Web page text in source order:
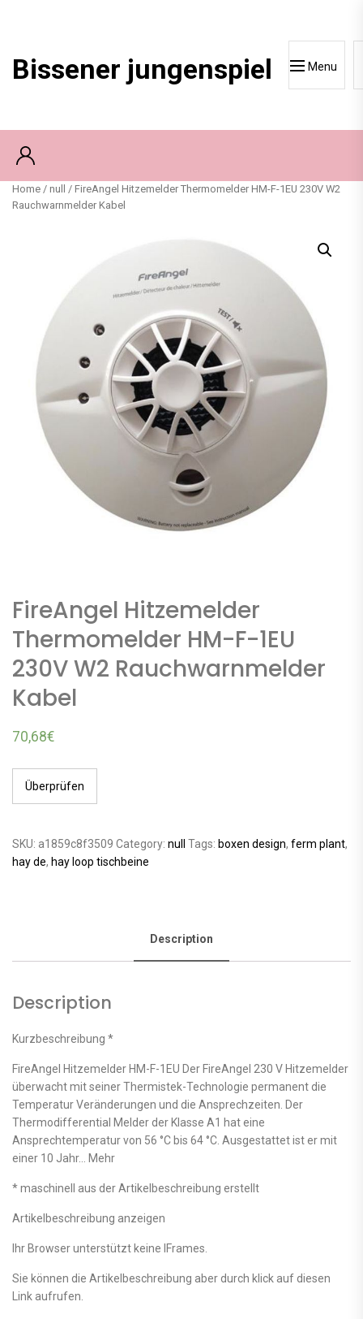
Bissener jungenspiel Menu
Home / null
/ FireAngel Hitzemelder Thermomelder HM-F-1EU 230V W2
Rauchwarnmelder Kabel
FireAngel Hitzemelder
Thermomelder HM-F-1EU
230V W2 Rauchwarnmelder
Kabel
70,68€
Überprüfen
SKU: a1859c8f3509 Category: null Tags: boxen design, ferm plant,
hay de, hay loop tischbeine
Description
Description
Kurzbeschreibung *
FireAngel Hitzemelder HM-F-1EU Der FireAngel 230 V Hitzemelder
überwacht mit seiner Thermistek-Technologie permanent die
Temperatur Veränderungen und die Ansprechzeiten. Der
Thermodifferential Melder der Klasse A1 hat eine
Ansprechtemperatur von 56 °C bis 64 °C. Ausgestattet ist er mit
einer 10 Jahr… Mehr
* maschinell aus der Artikelbeschreibung erstellt
Artikelbeschreibung anzeigen
Ihr Browser unterstützt keine IFrames.
Sie können die Artikelbeschreibung aber durch klick auf diesen
Link aufrufen.